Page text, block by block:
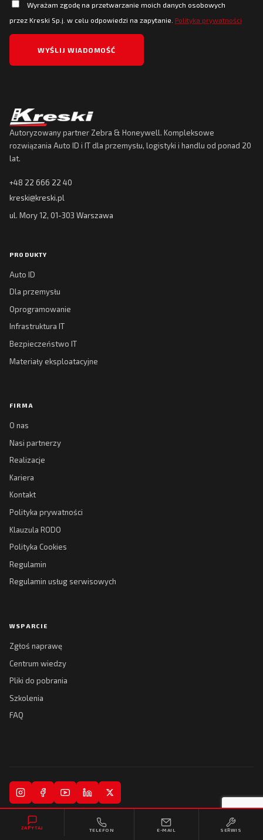
ZAPYTAJ TELEFON E-MAIL SERWIS
Wyrażam zgodę na przetwarzanie moich danych osobowych
przez Kreski Sp.j. w celu odpowiedzi na zapytanie. Polityka prywatności
Autoryzowany partner Zebra & Honeywell. Kompleksowe
rozwiązania Auto ID i IT dla przemysłu, logistyki i handlu od ponad 20
lat.
+48 22 666 22 40
kreski@kreski.pl
ul. Mory 12, 01-303 Warszawa
PRODUKTY
Auto ID
Dla przemysłu
Oprogramowanie
Infrastruktura IT
Bezpieczeństwo IT
Materiały eksploatacyjne
FIRMA
O nas
Nasi partnerzy
Realizacje
Kariera
Kontakt
Polityka prywatności
Klauzula RODO
Polityka Cookies
Regulamin
Regulamin usług serwisowych
WSPARCIE
Zgłoś naprawę
Centrum wiedzy
Pliki do pobrania
Szkolenia
FAQ
© 2026 Kreski Spółka Jawna. Wszelkie prawa zastrzeżone.
Polityka prywatności